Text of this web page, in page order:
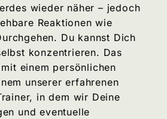
wieder näher – jedoch
Reaktionen wie
Du kannst Dich
konzentrieren. Das
einem persönlichen
unserer erfahrenen
in dem wir Deine
und eventuelle